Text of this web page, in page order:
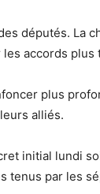
députés. La
accords plus
plus
alliés.
initial lundi
par les